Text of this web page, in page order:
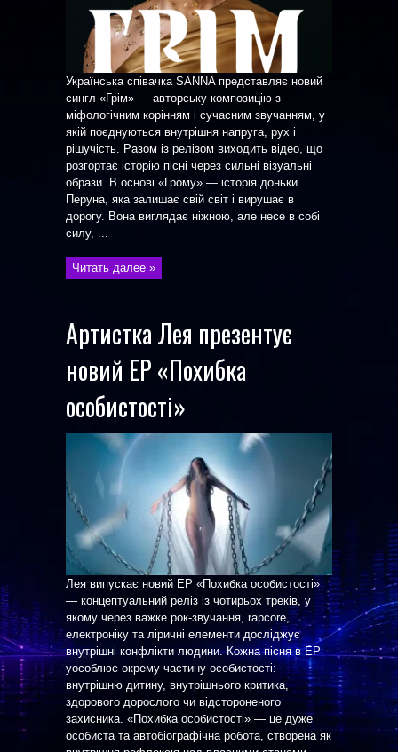
Українська співачка SANNA представляє новий
сингл «Грім» — авторську композицію з
міфологічним корінням і сучасним звучанням, у
якій поєднуються внутрішня напруга, рух і
рішучість. Разом із релізом виходить відео, що
розгортає історію пісні через сильні візуальні
образи. В основі «Грому» — історія доньки
Перуна, яка залишає свій світ і вирушає в
дорогу. Вона виглядає ніжною, але несе в собі
силу, ...
Читать далее »
Артистка Лея презентує
новий EP «Похибка
особистості»
Лея випускає новий EP «Похибка особистості»
— концептуальний реліз із чотирьох треків, у
якому через важке рок-звучання, rapcore,
електроніку та ліричні елементи досліджує
внутрішні конфлікти людини. Кожна пісня в EP
уособлює окрему частину особистості:
внутрішню дитину, внутрішнього критика,
здорового дорослого чи відстороненого
захисника. «Похибка особистості» — це дуже
особиста та автобіографічна робота, створена як